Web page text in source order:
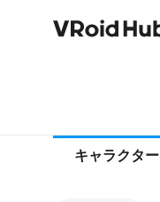
キャラクター